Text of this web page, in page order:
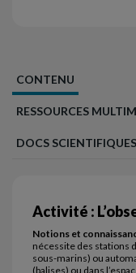
CONTENU
RESSOURCES
DOCS SCIENTIFIQUES
Activité :
Notions et
nécessite des stations
sous-marins) ou
(balises) ou dans